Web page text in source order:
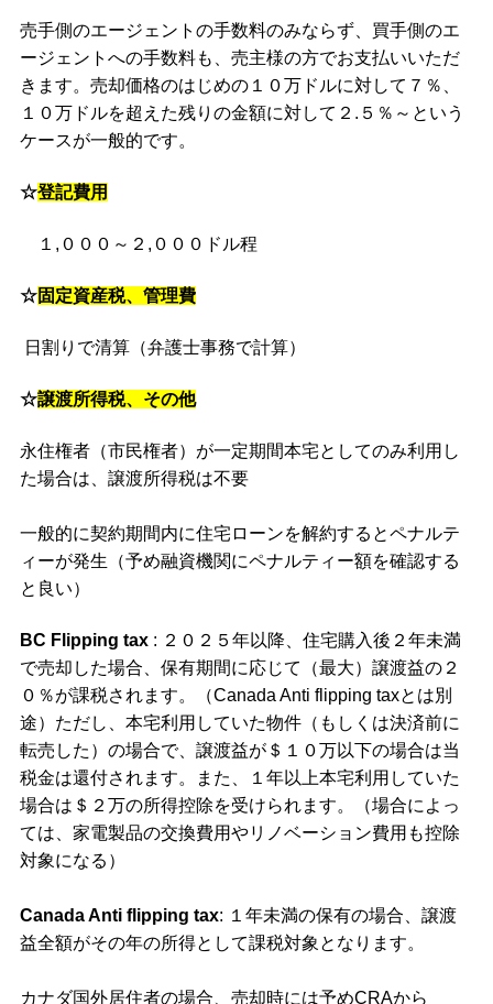
売手側のエージェントの手数料のみならず、買手側のエ
ージェントへの手数料も、売主様の方でお支払いいただ
きます。売却価格のはじめの１０万ドルに対して７％、
１０万ドルを超えた残りの金額に対して２.５％～という
ケースが一般的です。
☆登記費用
１,０００～２,０００ドル程
☆固定資産税、管理費
日割りで清算（弁護士事務で計算）
☆譲渡所得税、その他
永住権者（市民権者）が一定期間本宅としてのみ利用し
た場合は、譲渡所得税は不要
一般的に契約期間内に住宅ローンを解約するとペナルテ
ィーが発生（予め融資機関にペナルティー額を確認する
と良い）
BC Flipping tax: ２０２５年以降、住宅購入後２年未満
で売却した場合、保有期間に応じて（最大）譲渡益の２
０％が課税されます。（Canada Anti flipping taxとは別
途）ただし、本宅利用していた物件（もしくは決済前に
転売した）の場合で、譲渡益が＄１０万以下の場合は当
税金は還付されます。また、１年以上本宅利用していた
場合は＄２万の所得控除を受けられます。（場合によっ
ては、家電製品の交換費用やリノベーション費用も控除
対象になる）
Canada Anti flipping tax: １年未満の保有の場合、譲渡
益全額がその年の所得として課税対象となります。
カナダ国外居住者の場合、売却時には予めCRAから